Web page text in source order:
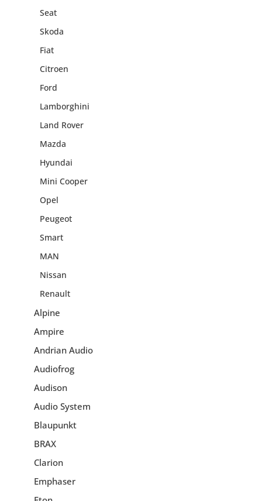
Seat
Skoda
Fiat
Citroen
Ford
Lamborghini
Land Rover
Mazda
Hyundai
Mini Cooper
Opel
Peugeot
Smart
MAN
Nissan
Renault
Alpine
Ampire
Andrian Audio
Audiofrog
Audison
Audio System
Blaupunkt
BRAX
Clarion
Emphaser